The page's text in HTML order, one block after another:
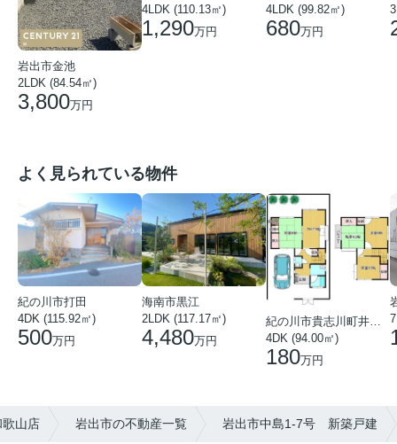
岩出市金池
2LDK (84.54㎡)
3,800万円
4LDK (110.13㎡)
1,290万円
4LDK (99.82㎡)
680万円
よく見られている物件
紀の川市打田
4DK (115.92㎡)
500万円
海南市黒江
2LDK (117.17㎡)
4,480万円
紀の川市貴志川町井ノ口
4DK (94.00㎡)
180万円
山店 岩出市の不動産一覧 岩出市中島1-7号 新築戸建